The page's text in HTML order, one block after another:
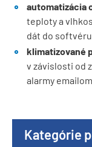
Kategórie
automatizácia
teploty a
dát do
klimatizované
v závislosti od
alarmy emailom